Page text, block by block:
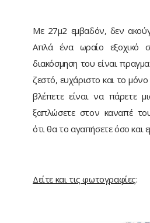
Με 27μ2 εμβαδόν, δεν
Απλά ένα ωραίο εξοχικό
διακόσμηση του είναι
ζεστό, ευχάριστο και το
βλέπετε είναι να πάρετε
ξαπλώσετε στον καναπέ
ότι θα το αγαπήσετε όσο και
Δείτε και τις φωτογραφίες: